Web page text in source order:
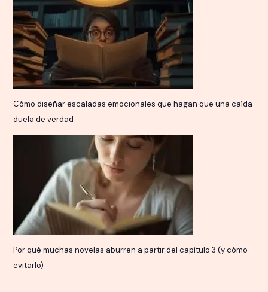
Cómo diseñar escaladas emocionales que hagan que una caída
duela de verdad
Por qué muchas novelas aburren a partir del capítulo 3 (y cómo
evitarlo)